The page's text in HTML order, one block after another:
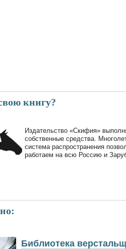
книгу?
Издательство «Скифия»
собственные средства.
система распространения
работаем на всю Россию и
Библиотека